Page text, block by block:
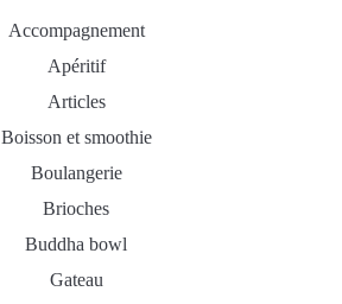
Accompagnement
Apéritif
Articles
Boisson et smoothie
Boulangerie
Brioches
Buddha bowl
Gateau